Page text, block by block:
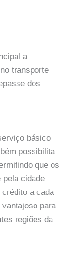
a
transporte
dos
básico
possibilita
que os
pela cidade
crédito a cada
para
regiões da